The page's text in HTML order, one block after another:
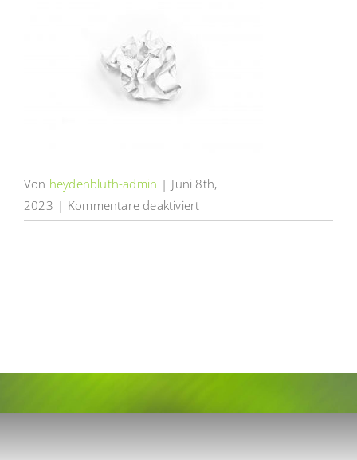
Von heydenbluth-admin | Juni 8th,
2023 | Kommentare deaktiviertfür
das-